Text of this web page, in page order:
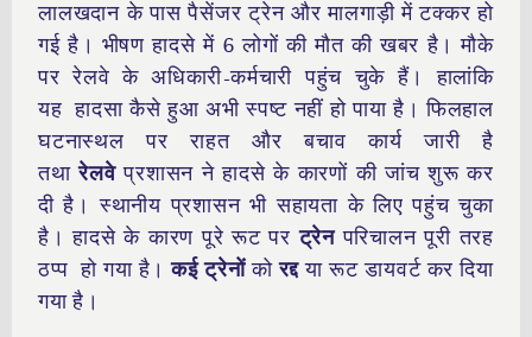
लालखदान के पास पैसेंजर ट्रेन और मालगाड़ी में टक्कर हो
गई है। भीषण हादसे में 6 लोगों की मौत की खबर है। मौके
पर रेलवे के अधिकारी-कर्मचारी पहुंच चुके हैं। हालांकि
यह हादसा कैसे हुआ अभी स्पष्ट नहीं हो पाया है। फिलहाल
घटनास्थल पर राहत और बचाव कार्य जारी है
तथारेलवेप्रशासन ने हादसे के कारणों की जांच शुरू कर
दी है। स्थानीय प्रशासन भी सहायता के लिए पहुंच चुका
है। हादसे के कारण पूरे रूट परट्रेनपरिचालन पूरी तरह
ठप्प हो गया है।कई ट्रेनोंकोरद्द या रूट डायवर्ट कर दिया
गया है।